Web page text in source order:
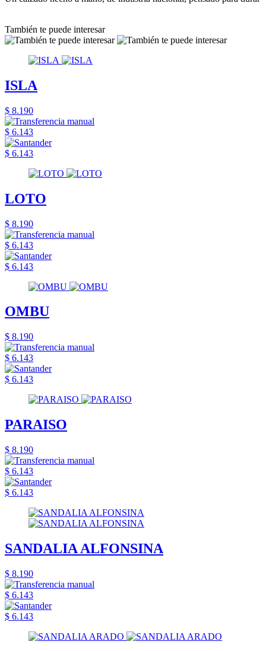
También te puede interesar
ISLA
$ 8.190
$ 6.143
$ 6.143
LOTO
$ 8.190
$ 6.143
$ 6.143
OMBU
$ 8.190
$ 6.143
$ 6.143
PARAISO
$ 8.190
$ 6.143
$ 6.143
SANDALIA ALFONSINA
$ 8.190
$ 6.143
$ 6.143